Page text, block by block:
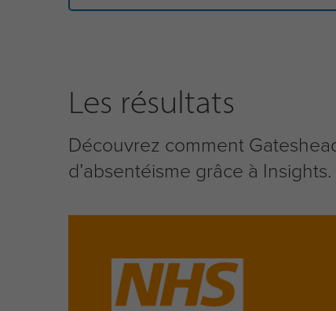
Les résultats
Découvrez comment
d’absentéisme grâce à Insights.